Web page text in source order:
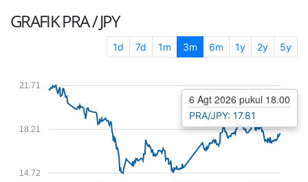
GRAFIKPRA / JPY
1d 7d 1m 3m 6m 1y 2y 5y
14.72
18.21
21.71
6 Agt 2026 pukul 18.00
PRA/JPY: 17.81